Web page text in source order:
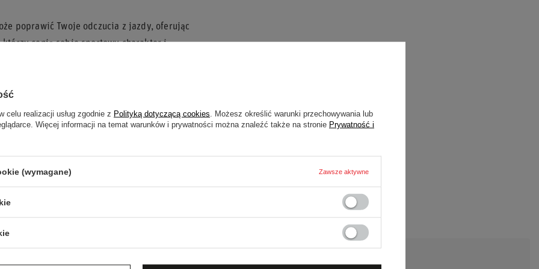
poprawić Twoje odczucia z jazdy, oferując
którzy cenią sobie sportowy charakter i
motorowych.
modeli SUBARU.
kierownicy.
dla SUBARU!
celu realizacji usług zgodnie z Polityką dotyczącą cookies . Możesz określić warunki przechowywania lub
Więcej informacji na temat warunków i prywatności można znaleźć także na stronie Prywatność i
(wymagane) Zawsze aktywne